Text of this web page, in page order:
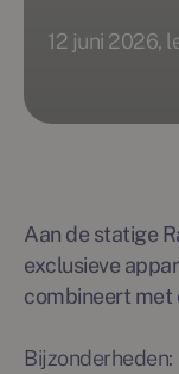
12 juni 2026,
Aan de statige
exclusieve
combineert met
Bijzonderheden: